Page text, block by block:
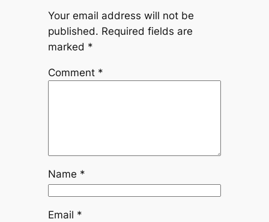
Your email address will not be
published. Required fields are
marked *
Comment *
Name *
Email *